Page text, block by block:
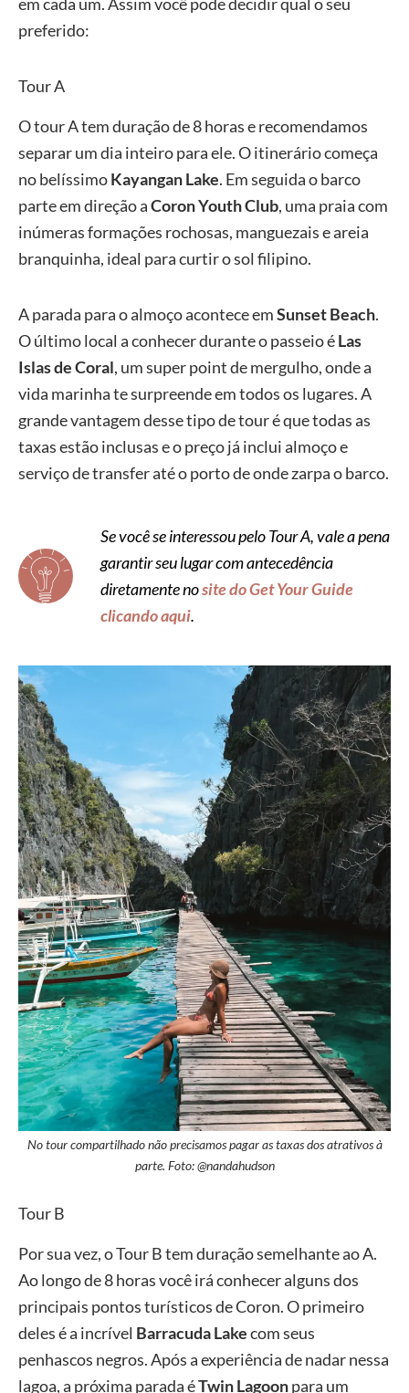
preferido:
Tour A
O tour A tem duração de 8 horas e recomendamos
separar um dia inteiro para ele. O itinerário começa
no belíssimoKayangan Lake. Em seguida o barco
parte em direção aCoron Youth Club, uma praia com
inúmeras formações rochosas, manguezais e areia
branquinha, ideal para curtir o sol filipino.
A parada para o almoço acontece emSunset Beach.
O último local a conhecer durante o passeio éLas
Islas de Coral, um super point de mergulho, onde a
vida marinha te surpreende em todos os lugares. A
grande vantagem desse tipo de tour é que todas as
taxas estão inclusas e o preço já inclui almoço e
serviço de transfer até o porto de onde zarpa o barco.
Se você se interessou pelo Tour A, vale a pena
garantir seu lugar com antecedência
diretamente nosite do Get Your Guide
clicando aqui.
No tour compartilhado não precisamos pagar as taxas dos atrativos à
parte. Foto: @nandahudson
Tour B
Por sua vez, o Tour B tem duração semelhante ao A.
Ao longo de 8 horas você irá conhecer alguns dos
principais pontos turísticos de Coron. O primeiro
deles é a incrível Barracuda Lakecom seus
penhascos negros. Após a experiência de nadar nessa
lagoa, a próxima parada éTwin Lagoonpara um